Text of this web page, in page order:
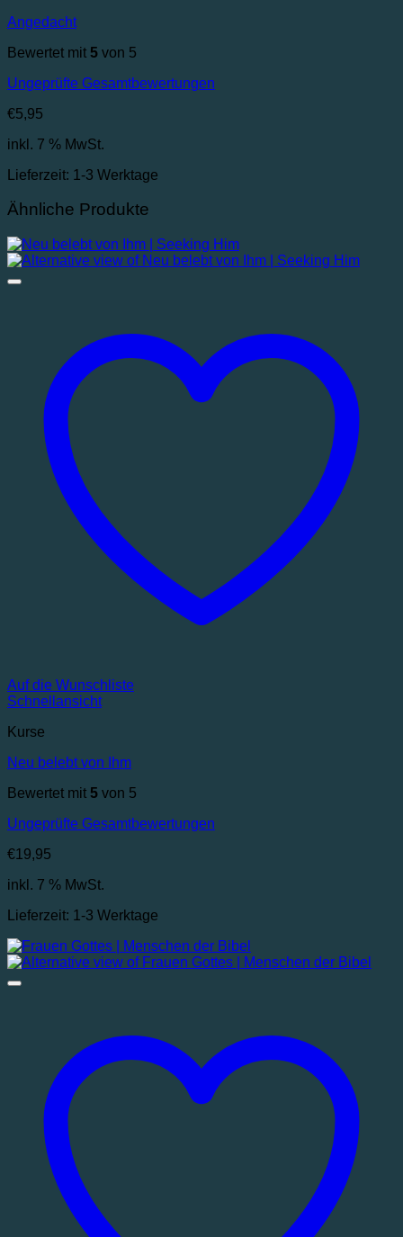
Angedacht
Bewertet mit 5 von 5
Ungeprüfte Gesamtbewertungen
€5,95
inkl. 7 % MwSt.
Lieferzeit: 1-3 Werktage
Ähnliche Produkte
Auf die Wunschliste
Schnellansicht
Kurse
Neu belebt von Ihm
Bewertet mit 5 von 5
Ungeprüfte Gesamtbewertungen
€19,95
inkl. 7 % MwSt.
Lieferzeit: 1-3 Werktage